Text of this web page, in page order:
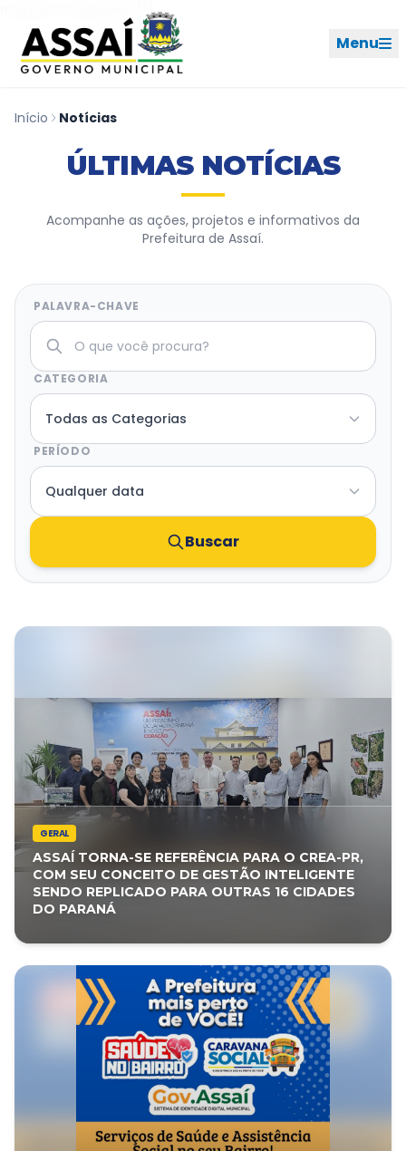
Ir para o conteúdo [1]
Menu
REDES SOCIAIS
PERFIL DE NAVEGAÇÃO
Cidade
Governo
Ouvidoria
Transparência e Atos
Contraste A- A+
CLIMA AGORA
Chuva
25°C• Umid.60%
Início Notícias
ÚLTIMAS NOTÍCIAS
Acompanhe as ações, projetos e informativos da
Prefeitura de Assaí.
PALAVRA-CHAVE
CATEGORIA
PERÍODO
Buscar
GERAL
ASSAÍ TORNA-SE REFERÊNCIA PARA O CREA-PR,
COM SEU CONCEITO DE GESTÃO INTELIGENTE
SENDO REPLICADO PARA OUTRAS 16 CIDADES
DO PARANÁ